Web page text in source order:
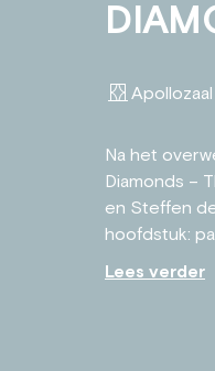
Apollozaal
Na het
Diamonds –
en Steffen
hoofdstuk:
Lees verder